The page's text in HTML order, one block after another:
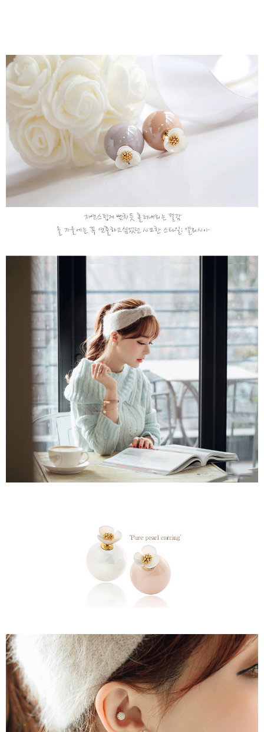
全盈+PAY
AFTEE先享後付
相關說明
【關於「AFTEE先享後付」】
AFTEE先享後付是「在收到商品之後才付款」的支付方式。 讓您購物簡單
便利好安心！
１．簡單：不需註冊會員、不需綁卡、不需儲值。
２．便利：只要手機號碼，簡訊認證，即可結帳。
３．安心：先確認商品／服務後，再付款。
【「AFTEE先享後付」結帳流程】
１．於結帳方式選擇「AFTEE先享後付」後，將跳轉至「AFTEE先享後付」
２．訂單成立數日內，您將收到繳費通知簡訊。
３．收到繳費通知簡訊後14天內，點擊此簡訊中的連結，可透過四大超商／
ATM／網路銀行／等多元方式進行付款，方視為交易完成。
購買商品的店家。未經商家同意取消之訂單仍視為有效，需透過AFTEE先享
後付繳納相關費用。
※ 交易是否成功請以「AFTEE先享後付 」之結帳頁面顯示為準，若有關於
是否繳費成功／繳費後需取消欲退款等相關疑問，請聯繫「AFTEE先享後付
客戶支援中心」
https://netprotections.freshdesk.com/support/home
【注意事項】
１．透過由恩沛科技股份有限公司提供之「AFTEE先享後付」服務完成之交
易，需依本服務之必要範圍內提供個人資料，並將交易相關給付款項請求債
權轉讓予恩沛科技股份有限公司。
２．關於個人資料處理事宜，請瀏覽以下網址：
https://aftee.tw/terms/#terms3
３．未成年的使用者請事先徵得法定代理人或監護人之同意方可使用
「AFTEE先享後付」，若未經同意申辦者引起之損失，本公司不負相關責
４．使用「AFTEE先享後付」時，將依據個別帳號之用戶狀況，依本公司即
時審查核予不同之上限額度；若仍有額度不足之情形，本公司將視審查結果
請求用戶進行身份認證。
５．嚴禁一人註冊多個帳號或使用他人資訊註冊。若發現惡意使用之情形，
恩沛科技股份有限公司將有權停止該用戶之使用額度並採取法律行動。
ATM付款
運送方式
全家取貨付款
每筆NT$79，滿NT$599(含以上)免運費
每筆NT$79，滿NT$599(含以上)免運費
每筆NT$79，滿NT$1,000(含以上)免運費
付款後7-11取貨
每筆NT$79，滿NT$1,000(含以上)免運費
每筆NT$90，滿NT$1,000(含以上)免運費
宅配離島
每筆NT$100，滿NT$1,500(含以上)免運費
● 加入FACEBOOK粉絲團：【A-MAY STYLE(艾美時尚)】優惠好康
絕不錯過！
★下標後無法改單，需修改請登入-會員系統-交易紀錄-取消訂單-重
下訂單